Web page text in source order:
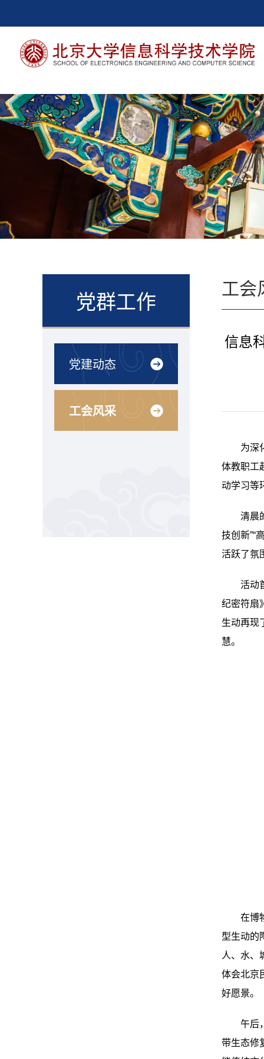
党群工作
党建动态
工会风采
工会
信息
为深
体教职工
动学习等
清晨
技创新”“
活跃了氛
活动
纪密符扇
生动再现
慧。
在博
型生动的
人、水、
体会北京
好愿景。
午后
带生态修